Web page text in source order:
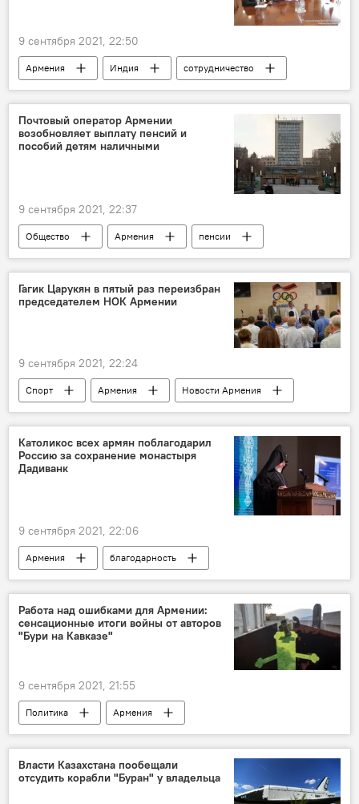
9 сентября 2021, 22:50
Армения Индия сотрудничество
Почтовый оператор Армении
возобновляет выплату пенсий и
пособий детям наличными
9 сентября 2021, 22:37
Общество Армения
пенсии
"Айпост"
выплата
Гагик Царукян в пятый раз переизбран
председателем НОК Армении
9 сентября 2021, 22:24
Спорт Армения
Новости Армения
Национальный олимпийский комитет Армении
Гагик Царукян
Католикос всех армян поблагодарил
Россию за сохранение монастыря
Дадиванк
9 сентября 2021, 22:06
Армения
благодарность
католикос
Работа над ошибками для Армении:
сенсационные итоги войны от авторов
"Бури на Кавказе"
9 сентября 2021, 21:55
Политика
Армения
Нагорный Карабах
война
Власти Казахстана пообещали
отсудить корабли "Буран" у владельца